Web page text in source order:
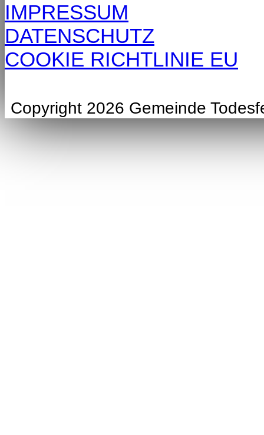
IMPRESSUM
DATENSCHUTZ
COOKIE RICHTLINIE EU
Copyright 2026 Gemeinde